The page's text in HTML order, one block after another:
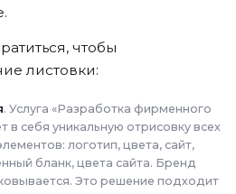
чтобы
листовки:
. Услуга «Разработка фирменного
в себя уникальную отрисовку всех
логотип, цвета, сайт,
бланк, цвета сайта. Бренд
Это решение подходит